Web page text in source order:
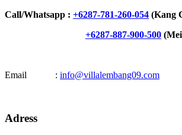
Call/Whatsapp : +6287-781-260-054 (Kang
+6287-887-900-500
Email : info@villalembang09.com
Adress